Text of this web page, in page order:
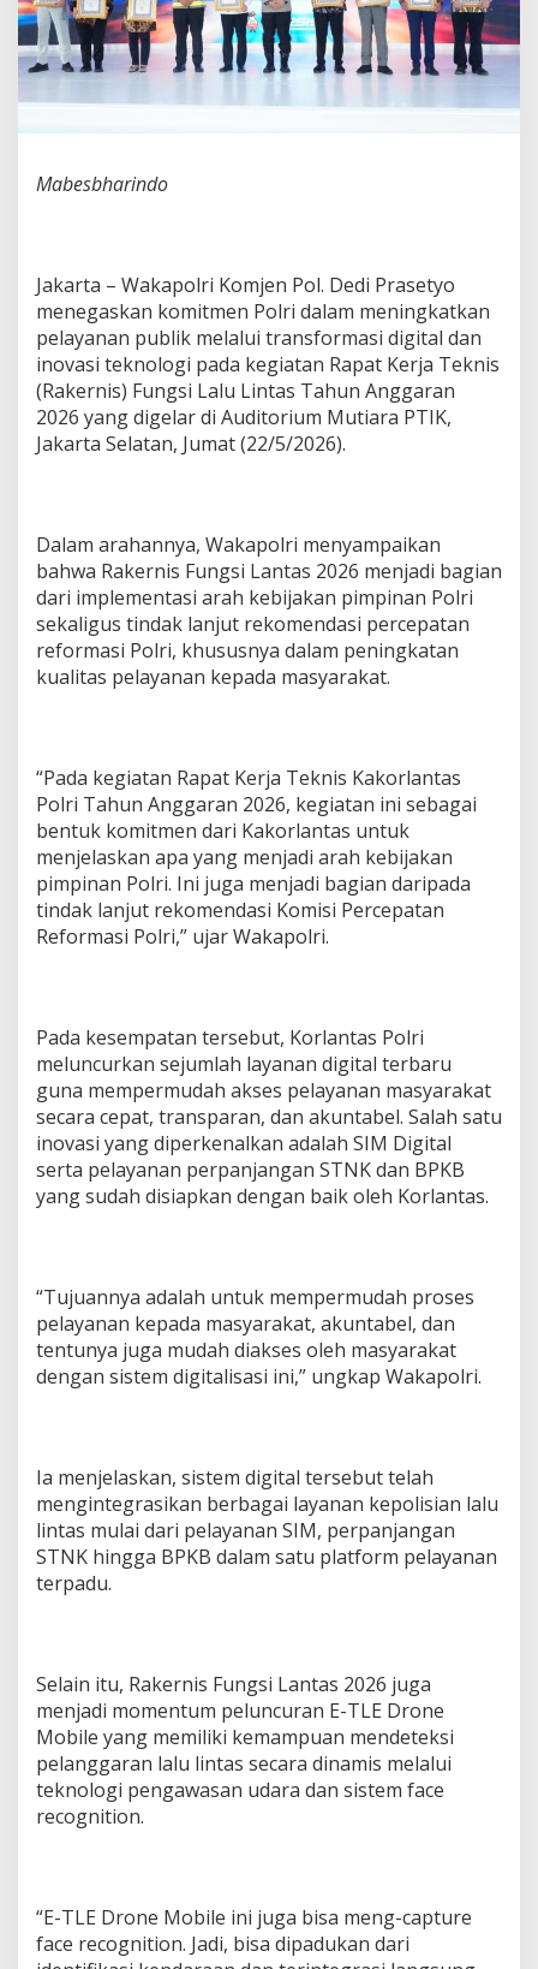
g
i
a
y
a
n
a
n
d
a
n
I
a
s
i
T
i
l
a
n
e
r
o
n
i
k
p
R
a
k
e
r
n
i
s
F
s
L
a
n
0
2
6
Mabesbharindo
Jakarta – Wakapolri Komjen Pol. Dedi Prasetyo
menegaskan komitmen Polri dalam meningkatkan
pelayanan publik melalui transformasi digital dan
inovasi teknologi pada kegiatan Rapat Kerja Teknis
(Rakernis) Fungsi Lalu Lintas Tahun Anggaran
2026 yang digelar di Auditorium Mutiara PTIK,
Jakarta Selatan, Jumat (22/5/2026).
Dalam arahannya, Wakapolri menyampaikan
bahwa Rakernis Fungsi Lantas 2026 menjadi bagian
dari implementasi arah kebijakan pimpinan Polri
sekaligus tindak lanjut rekomendasi percepatan
reformasi Polri, khususnya dalam peningkatan
kualitas pelayanan kepada masyarakat.
“Pada kegiatan Rapat Kerja Teknis Kakorlantas
Polri Tahun Anggaran 2026, kegiatan ini sebagai
bentuk komitmen dari Kakorlantas untuk
menjelaskan apa yang menjadi arah kebijakan
pimpinan Polri. Ini juga menjadi bagian daripada
tindak lanjut rekomendasi Komisi Percepatan
Reformasi Polri,” ujar Wakapolri.
Pada kesempatan tersebut, Korlantas Polri
meluncurkan sejumlah layanan digital terbaru
guna mempermudah akses pelayanan masyarakat
secara cepat, transparan, dan akuntabel. Salah satu
inovasi yang diperkenalkan adalah SIM Digital
serta pelayanan perpanjangan STNK dan BPKB
yang sudah disiapkan dengan baik oleh Korlantas.
“Tujuannya adalah untuk mempermudah proses
pelayanan kepada masyarakat, akuntabel, dan
tentunya juga mudah diakses oleh masyarakat
dengan sistem digitalisasi ini,” ungkap Wakapolri.
Ia menjelaskan, sistem digital tersebut telah
mengintegrasikan berbagai layanan kepolisian lalu
lintas mulai dari pelayanan SIM, perpanjangan
STNK hingga BPKB dalam satu platform pelayanan
terpadu.
Selain itu, Rakernis Fungsi Lantas 2026 juga
menjadi momentum peluncuran E-TLE Drone
Mobile yang memiliki kemampuan mendeteksi
pelanggaran lalu lintas secara dinamis melalui
teknologi pengawasan udara dan sistem face
recognition.
“E-TLE Drone Mobile ini juga bisa meng-capture
face recognition. Jadi, bisa dipadukan dari